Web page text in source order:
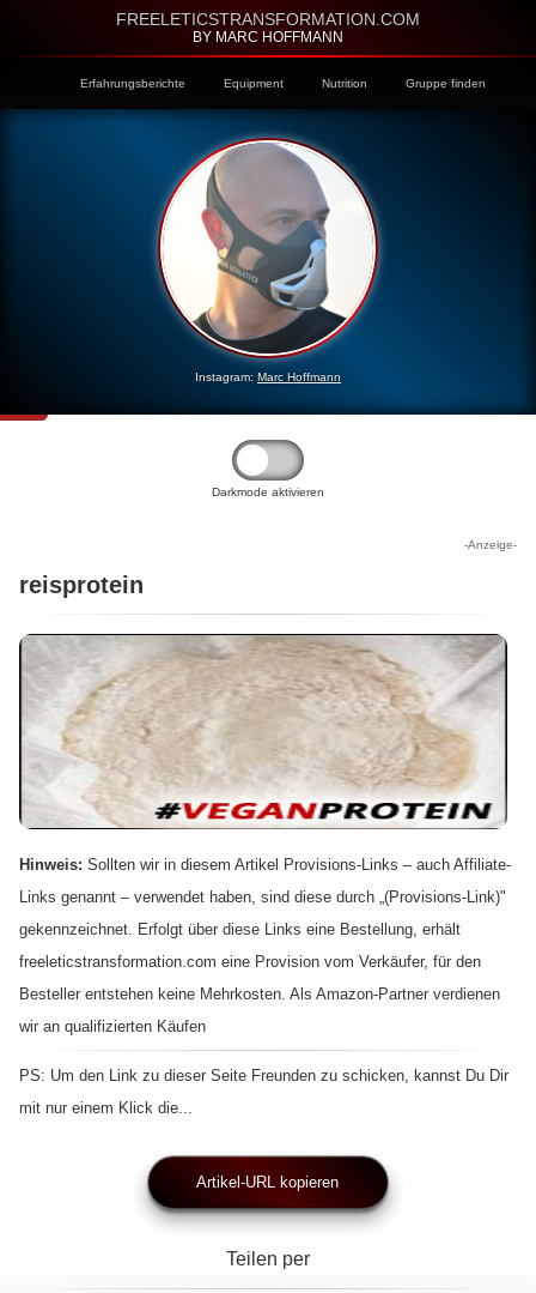
FREELETICSTRANSFORMATION.COM
BY MARC HOFFMANN
Erfahrungsberichte Equipment Nutrition Gruppe finden
Instagram: Marc Hoffmann
Darkmode aktivieren
-Anzeige-
reisprotein
Hinweis: Sollten wir in diesem Artikel Provisions-Links – auch Affiliate-
Links genannt – verwendet haben, sind diese durch „(Provisions-Link)"
gekennzeichnet. Erfolgt über diese Links eine Bestellung, erhält
freeleticstransformation.com eine Provision vom Verkäufer, für den
Besteller entstehen keine Mehrkosten. Als Amazon-Partner verdienen
wir an qualifizierten Käufen
PS: Um den Link zu dieser Seite Freunden zu schicken, kannst Du Dir
mit nur einem Klick die...
Artikel-URL kopieren
Teilen per